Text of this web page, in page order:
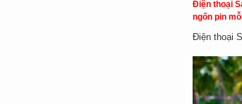
Điện thoại
ngốn pin
Điện thoại